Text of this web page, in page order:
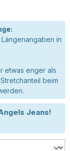
in
etwas enger als
beim
Jeans!